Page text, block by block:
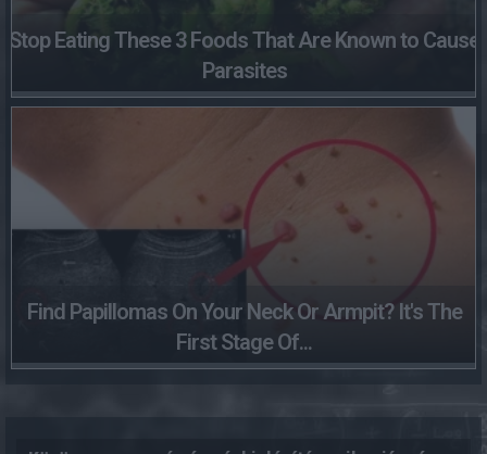
Stop Eating These 3 Foods That Are Known to Cause
Parasites
Find Papillomas On Your Neck Or Armpit? It's The
First Stage Of...